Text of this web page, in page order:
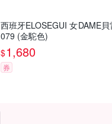
西班牙ELOSEGUI 女DAME
079 (金駝色)
$1,680
券